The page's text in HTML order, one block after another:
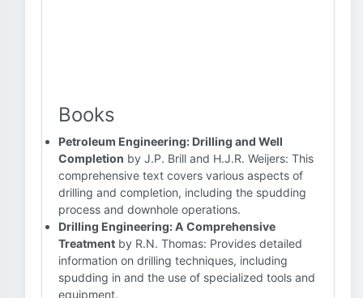
Books
Petroleum Engineering: Drilling and Well
Completion by J.P. Brill and H.J.R. Weijers: This
comprehensive text covers various aspects of
drilling and completion, including the spudding
process and downhole operations.
Drilling Engineering: A Comprehensive
Treatment by R.N. Thomas: Provides detailed
information on drilling techniques, including
spudding in and the use of specialized tools and
equipment.